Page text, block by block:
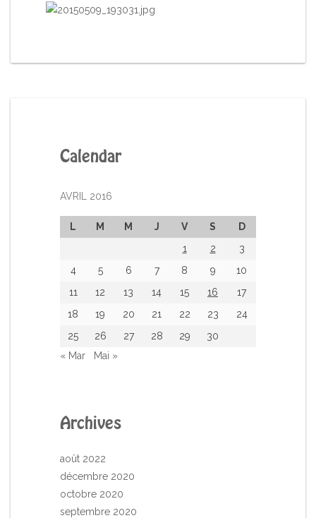
Calendar
AVRIL 2016
L M M J V S
D
1
2
3
4
5 6 7 8 9
10
11
12 13 14 15 16
17
18
19 20 21 22 23
24
25
26 27 28 29
30
« Mar
Mai »
Archives
août 2022
décembre 2020
octobre 2020
septembre 2020